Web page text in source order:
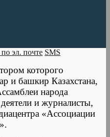
эл. почте SMS
которого
и башкир Казахстана,
народа
и журналисты,
«Ассоциации